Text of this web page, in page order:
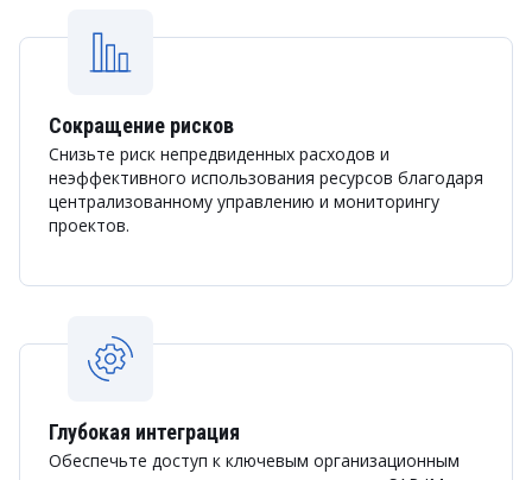
Сокращение рисков
Снизьте риск непредвиденных расходов и
неэффективного использования ресурсов благодаря
централизованному управлению и мониторингу
проектов.
Глубокая интеграция
Обеспечьте доступ к ключевым организационным